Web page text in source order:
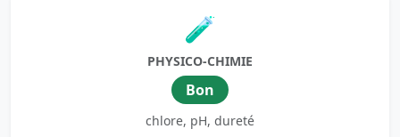
🧪
PHYSICO-CHIMIE
Bon
chlore, pH, dureté